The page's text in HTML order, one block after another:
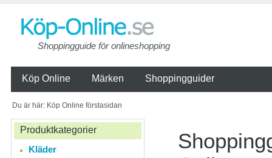
Shoppingguide för onlineshopping
Köp Online Märken Shoppingguider
Du är här: Köp Online förstasidan
Produktkategorier
Kläder